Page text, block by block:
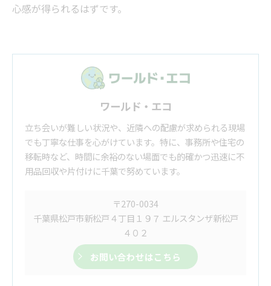
心感が得られるはずです。
ワールド・エコ
立ち会いが難しい状況や、近隣への配慮が求められる現場
でも丁寧な仕事を心がけています。特に、事務所や住宅の
移転時など、時間に余裕のない場面でも的確かつ迅速に不
用品回収や片付けに千葉で努めています。
〒270-0034
千葉県松戸市新松戸４丁目１９７ エルスタンザ新松戸
４０２
お問い合わせはこちら